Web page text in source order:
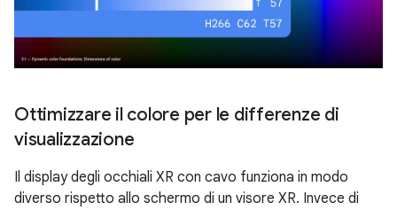
Ottimizzare il colore per le differenze di
visualizzazione
Il display degli occhiali XR con cavo funziona in modo
diverso rispetto allo schermo di un visore XR. Invece di